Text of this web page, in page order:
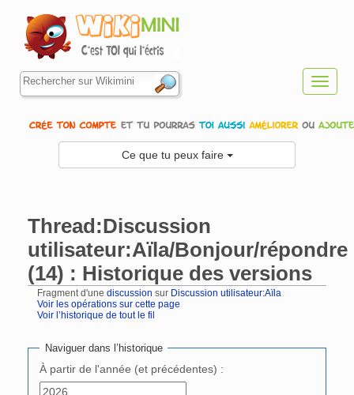
Ce que tu peux faire
Thread:Discussion
utilisateur:Aïla/Bonjour/répondre
(14) : Historique des versions
Fragment d'une discussion sur Discussion utilisateur:Aïla
Voir les opérations sur cette page
Voir l’historique de tout le fil
Naviguer dans l’historique
À partir de l'année (et précédentes) :